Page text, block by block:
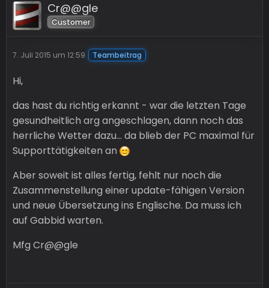
Cr@@gle
Customer
7. Juli 2015 um 12:59 Teambeitrag
Hi,
das hast du richtig erkannt - war die letzten Tage
gesundheitlich arg angeschlagen, dann noch das
herrliche Wetter dazu... da blieb der PC maximal für
Supporttätigkeiten an
Aber soweit ist alles fertig, fehlt nur noch die
Zusammenstellung einer update-fähigen Version
und neue Übersetzung ins Englische. Da muss ich
auf Gabbid warten.
Mfg Cr@@gle